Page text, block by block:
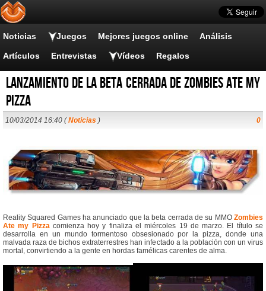
Noticias Juegos Mejores juegos online Análisis
Artículos Entrevistas Vídeos Regalos
Lanzamiento de la beta cerrada de Zombies Ate my
Pizza
10/03/2014 16:40 (Noticias ) 0
Reality Squared Games ha anunciado que la beta cerrada de su MMO Zombies
Ate my Pizzacomienza hoy y finaliza el miércoles 19 de marzo. El título se
desarrolla en un mundo tormentoso obsesionado por la pizza, donde una
malvada raza de bichos extraterrestres han infectado a la población con un virus
mortal, convirtiendo a la gente en hordas famélicas carentes de alma.